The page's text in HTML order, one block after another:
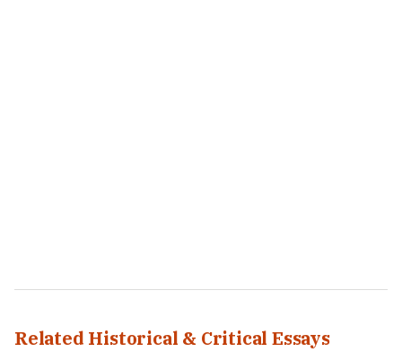
Related Historical & Critical Essays